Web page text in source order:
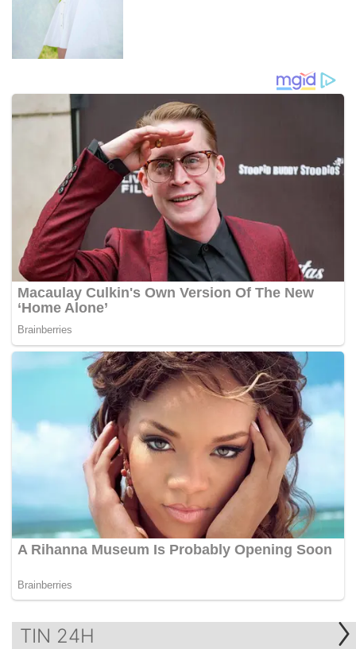
TIN 24H